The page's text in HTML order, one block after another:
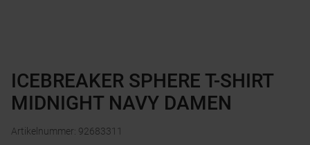
ICEBREAKER SPHERE T-SHIRT
MIDNIGHT NAVY DAMEN
Artikelnummer: 92683311